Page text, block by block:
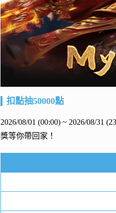
扣點抽50000點
2026/08/01 (00:00) ~ 2026/08/31
獎等你帶回家！